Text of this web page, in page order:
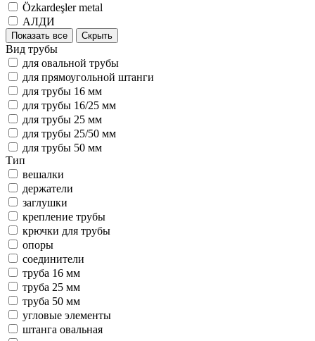
Özkardeşler metal
АЛДИ
Показать все Скрыть
Вид трубы
для овальной трубы
для прямоугольной штанги
для трубы 16 мм
для трубы 16/25 мм
для трубы 25 мм
для трубы 25/50 мм
для трубы 50 мм
Тип
вешалки
держатели
заглушки
крепление трубы
крючки для трубы
опоры
соединители
труба 16 мм
труба 25 мм
труба 50 мм
угловые элементы
штанга овальная